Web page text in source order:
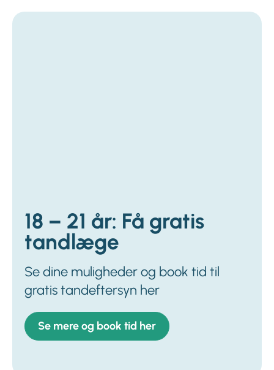
18 – 21 år: Få gratis
tandlæge
Se dine muligheder og book tid til
gratis tandeftersyn her
Se mere og book tid her